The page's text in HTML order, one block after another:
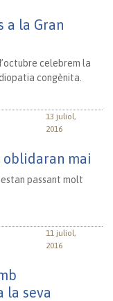
a la Gran
celebrem la
congènita.
13 juliol,
2016
oblidaran mai
estan passant molt
11 juliol,
2016
la seva